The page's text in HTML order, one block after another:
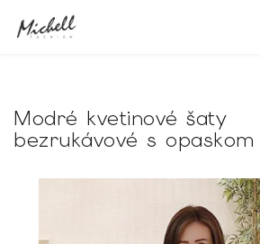
Modré kvetinové šaty
bezrukávové s opaskom